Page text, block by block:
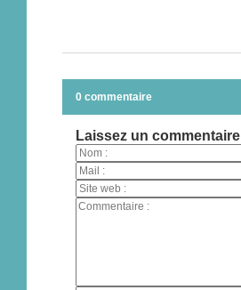
0 commentaire
Laissez un commentaire